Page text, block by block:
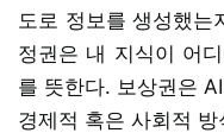
도로 정보를 생성했는
정권은 내 지식이 어
를 뜻한다. 보상권은
경제적 혹은 사회적